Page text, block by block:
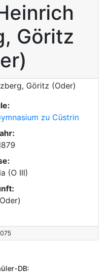
, Göritz
zu Cüstrin
(O III)
DB: